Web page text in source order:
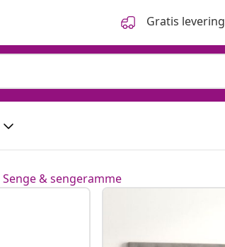
Gratis levering
Senge & sengeramme